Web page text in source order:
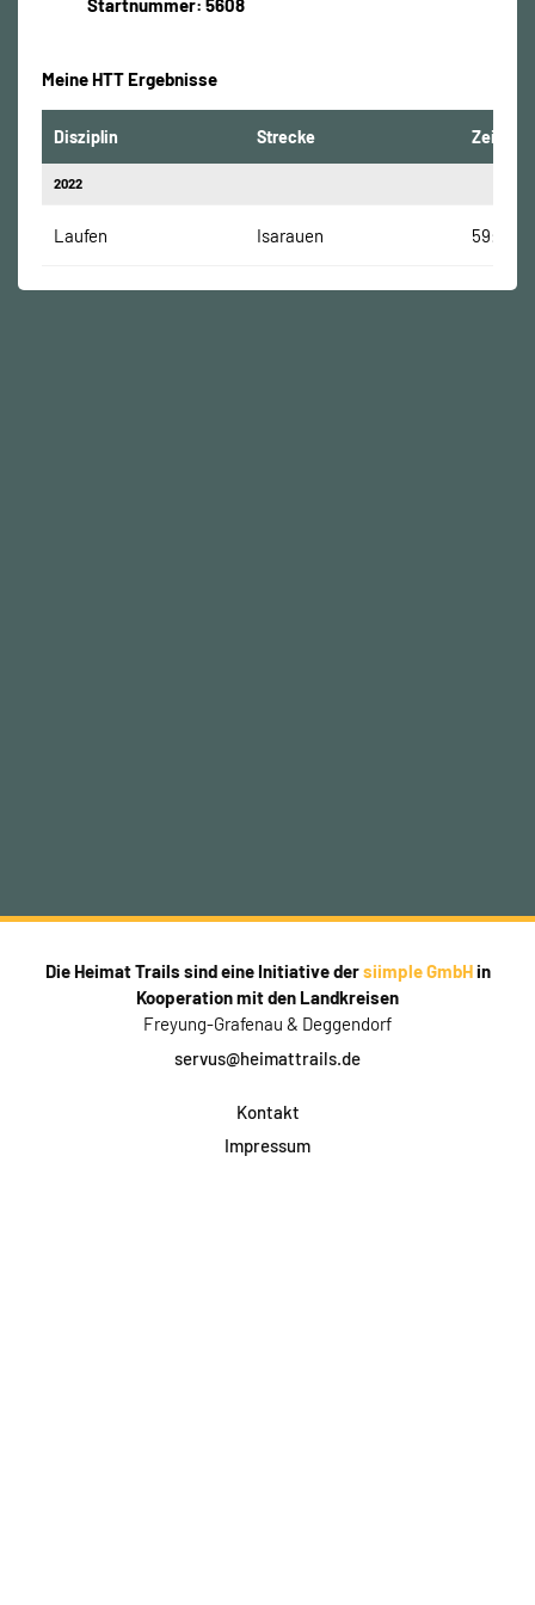
Startnummer: 5608
Meine HTT Ergebnisse
Disziplin Strecke Zeit
2022
Laufen Isarauen 59:19
Die Heimat Trails sind eine Initiative dersiimple GmbHin
Kooperation mit den Landkreisen
Freyung-Grafenau & Deggendorf
servus@heimattrails.de
Kontakt
Impressum